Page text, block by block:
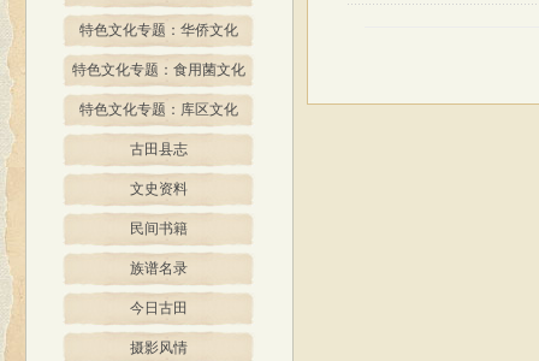
特色文化专题：华侨文化
特色文化专题：食用菌文化
特色文化专题：库区文化
古田县志
文史资料
民间书籍
族谱名录
今日古田
摄影风情